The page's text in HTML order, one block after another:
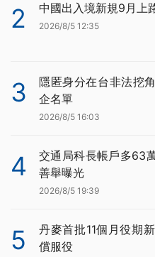
2 中國出入境新規9月上
2026/8/5 12:35
3
隱匿身分在台非法挖
企名單
2026/8/5 16:03
4
交通局科長帳戶多63
善舉曝光
2026/8/5 19:39
5
丹麥首批11個月役期
償服役